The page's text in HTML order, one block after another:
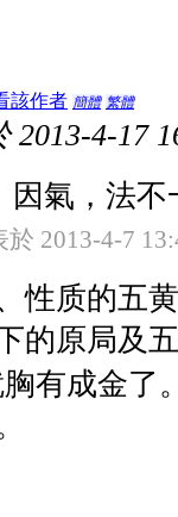
該作者 簡體 繁體
4-17
氣，法
2013-4-7
性质的五
的原局及
胸有成金